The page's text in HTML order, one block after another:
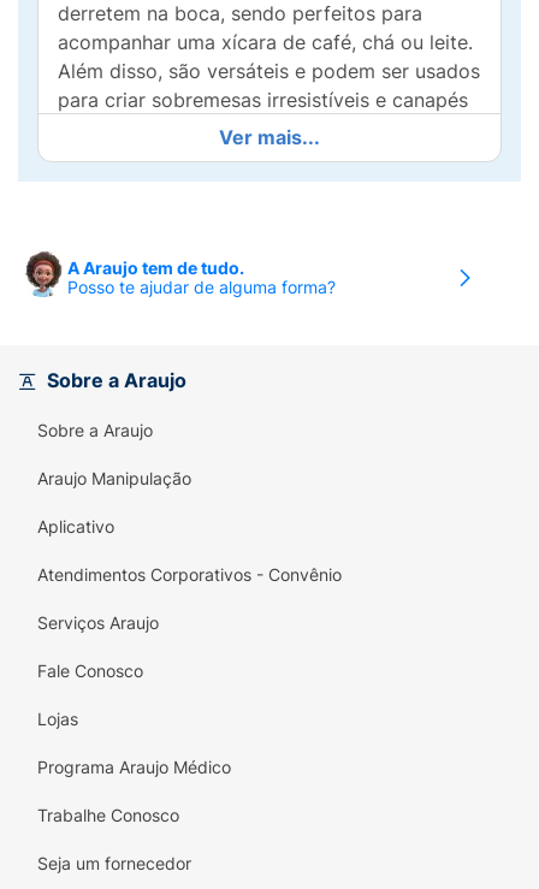
derretem na boca, sendo perfeitos para
acompanhar uma xícara de café, chá ou leite.
Além disso, são versáteis e podem ser usados
para criar sobremesas irresistíveis e canapés
A embalagem prática garante a frescura dos
que desejar. Adicione os Biscoitos Maizena à
sua rotina e surpreenda-se com sua leveza e
Ver mais...
A Araujo tem de tudo.
Posso te ajudar de alguma forma?
Sobre a Araujo
Sobre a Araujo
Araujo Manipulação
Aplicativo
Atendimentos Corporativos - Convênio
Serviços Araujo
Fale Conosco
Lojas
Programa Araujo Médico
Trabalhe Conosco
Seja um fornecedor